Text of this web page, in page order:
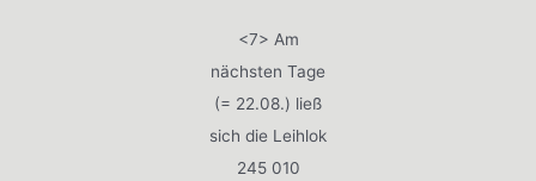
<7> Am
nächsten Tage
(= 22.08.) ließ
sich die Leihlok
245 010